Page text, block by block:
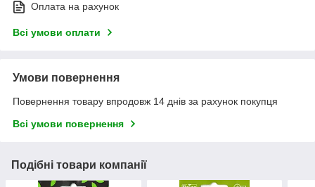
Оплата на рахунок
Всі умови оплати
Умови повернення
Повернення товару впродовж 14 днів за рахунок покупця
Всі умови повернення
Подібні товари компанії